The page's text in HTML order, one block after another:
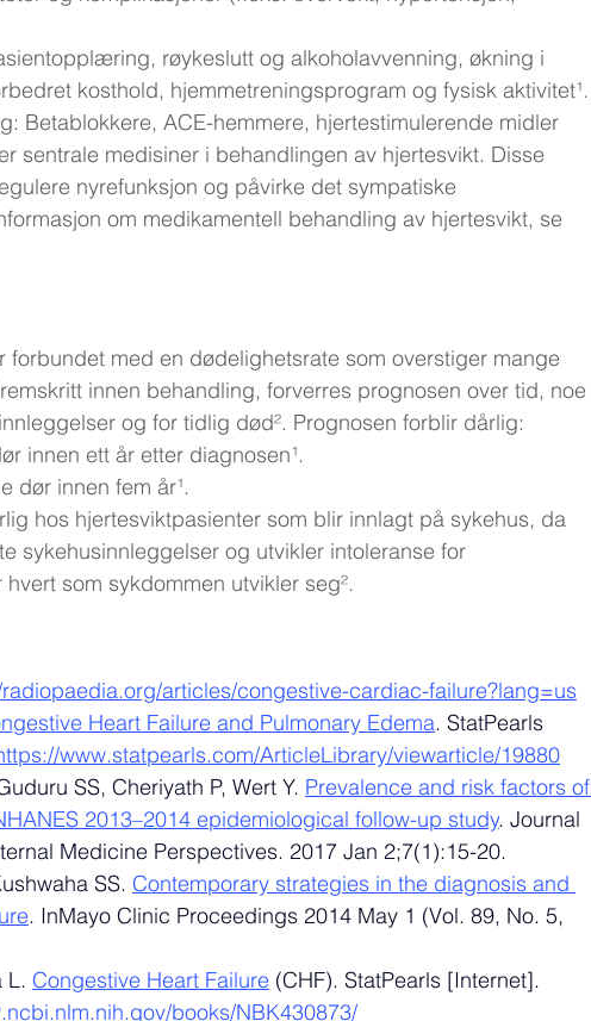
røykeslutt og alkoholavvenning, økning i
kosthold, hjemmetreningsprogram og fysisk aktivitet¹.
Betablokkere, ACE-hemmere, hjertestimulerende midler
sentrale medisiner i behandlingen av hjertesvikt. Disse
nyrefunksjon og påvirke det sympatiske
om medikamentell behandling av hjertesvikt, se
forbundet med en dødelighetsrate som overstiger mange
innen behandling, forverres prognosen over tid, noe
og for tidlig død². Prognosen forblir dårlig:
innen ett år etter diagnosen¹.
dør innen fem år¹.
hos hjertesviktpasienter som blir innlagt på sykehus, da
sykehusinnleggelser og utvikler intoleranse for
som sykdommen utvikler seg².
articles/congestive-cardiac-failure?lang=us
Heart Failure and Pulmonary Edema. StatPearls
www.statpearls.com/ArticleLibrary/viewarticle/19880
SS, Cheriyath P, Wert Y. Prevalence and risk factors of
2013–2014 epidemiological follow-up study. Journal
Medicine Perspectives. 2017 Jan 2;7(1):15-20.
SS. Contemporary strategies in the diagnosis and
. InMayo Clinic Proceedings 2014 May 1 (Vol. 89, No. 5,
L. Congestive Heart Failure (CHF). StatPearls [Internet].
books/NBK430873/